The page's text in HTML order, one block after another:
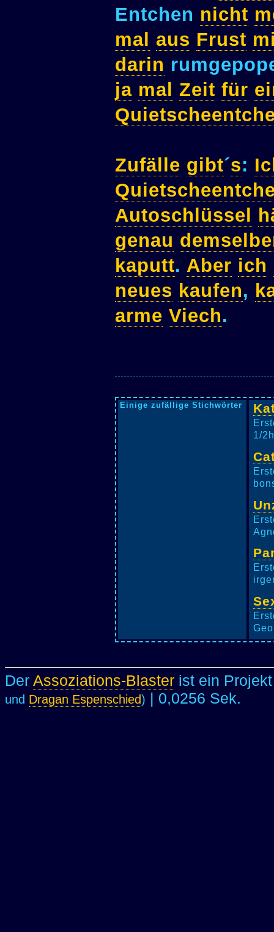
Entchen nicht
mal aus Frust
darin
ja mal Zeit für
Zufälle gibt´s:
Autoschlüssel
genau
kaputt. Aber ich
neues kaufen,
arme Viech.
Einige zufällige Stichwörter
1/
Der Assoziations-Blaster ist ein
und Dragan Espenschied) | 0,0256 Sek.